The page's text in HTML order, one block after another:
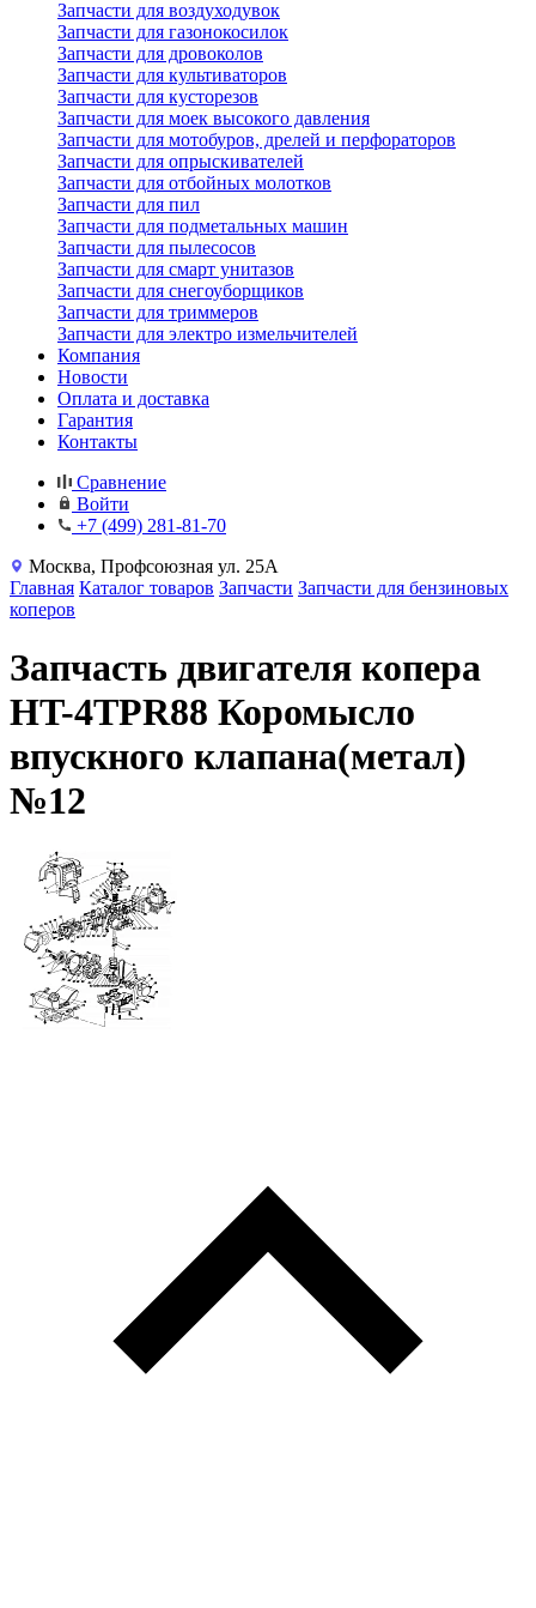
Запчасти для воздуходувок
Запчасти для газонокосилок
Запчасти для дровоколов
Запчасти для культиваторов
Запчасти для кусторезов
Запчасти для моек высокого давления
Запчасти для мотобуров, дрелей и перфораторов
Запчасти для опрыскивателей
Запчасти для отбойных молотков
Запчасти для пил
Запчасти для подметальных машин
Запчасти для пылесосов
Запчасти для смарт унитазов
Запчасти для снегоуборщиков
Запчасти для триммеров
Запчасти для электро измельчителей
Компания
Новости
Оплата и доставка
Гарантия
Контакты
Сравнение
Войти
+7 (499) 281-81-70
Москва, Профсоюзная ул. 25А
Главная Каталог товаров Запчасти Запчасти для бензиновых
коперов
Запчасть двигателя копера
HT-4TPR88 Коромысло
впускного клапана(метал)
№12